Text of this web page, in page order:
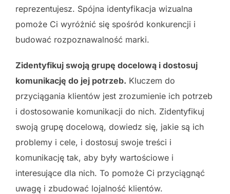
reprezentujesz. Spójna identyfikacja wizualna
pomoże Ci wyróżnić się spośród konkurencji i
budować rozpoznawalność marki.
Zidentyfikuj swoją grupę docelową i dostosuj
komunikację do jej potrzeb. Kluczem do
przyciągania klientów jest zrozumienie ich potrzeb
i dostosowanie komunikacji do nich. Zidentyfikuj
swoją grupę docelową, dowiedz się, jakie są ich
problemy i cele, i dostosuj swoje treści i
komunikację tak, aby były wartościowe i
interesujące dla nich. To pomoże Ci przyciągnąć
uwagę i zbudować lojalność klientów.